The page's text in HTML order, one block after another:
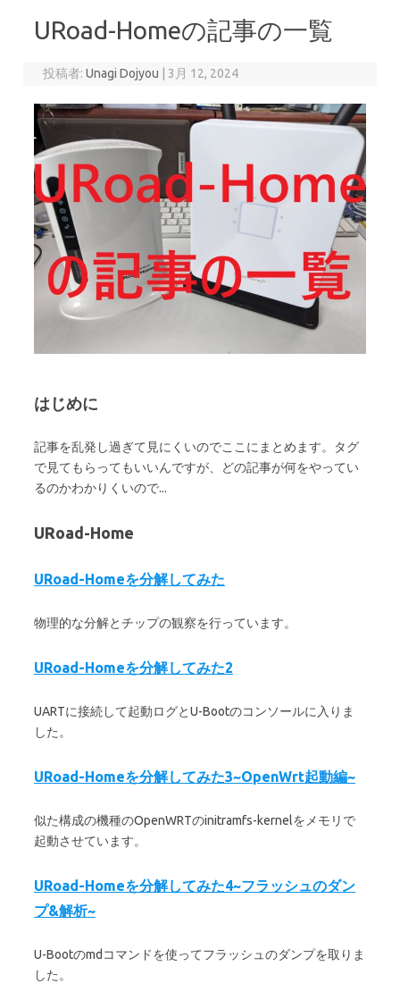
URoad-Homeの記事の一覧
投稿者:Unagi Dojyou 3月 12, 2024
はじめに
記事を乱発し過ぎて見にくいのでここにまとめます。タグ
で見てもらってもいいんですが、どの記事が何をやってい
るのかわかりくいので...
URoad-Home
URoad-Homeを分解してみた
物理的な分解とチップの観察を行っています。
URoad-Homeを分解してみた2
UARTに接続して起動ログとU-Bootのコンソールに入りま
した。
URoad-Homeを分解してみた3~OpenWrt起動編~
似た構成の機種のOpenWRTのinitramfs-kernelをメモリで
起動させています。
URoad-Homeを分解してみた4~フラッシュのダン
プ&解析~
U-Bootのmdコマンドを使ってフラッシュのダンプを取りま
した。